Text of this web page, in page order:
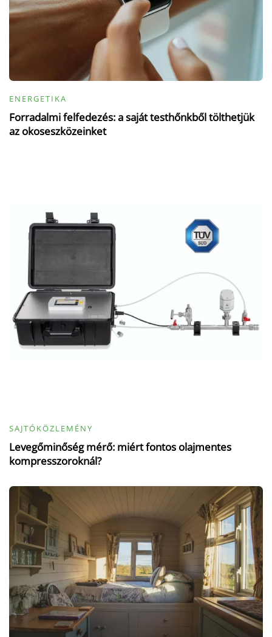
ENERGETIKA
Forradalmi felfedezés: a saját testhőnkből tölthetjük
az okoseszközeinket
SAJTÓKÖZLEMÉNY
Levegőminőség mérő: miért fontos olajmentes
kompresszoroknál?